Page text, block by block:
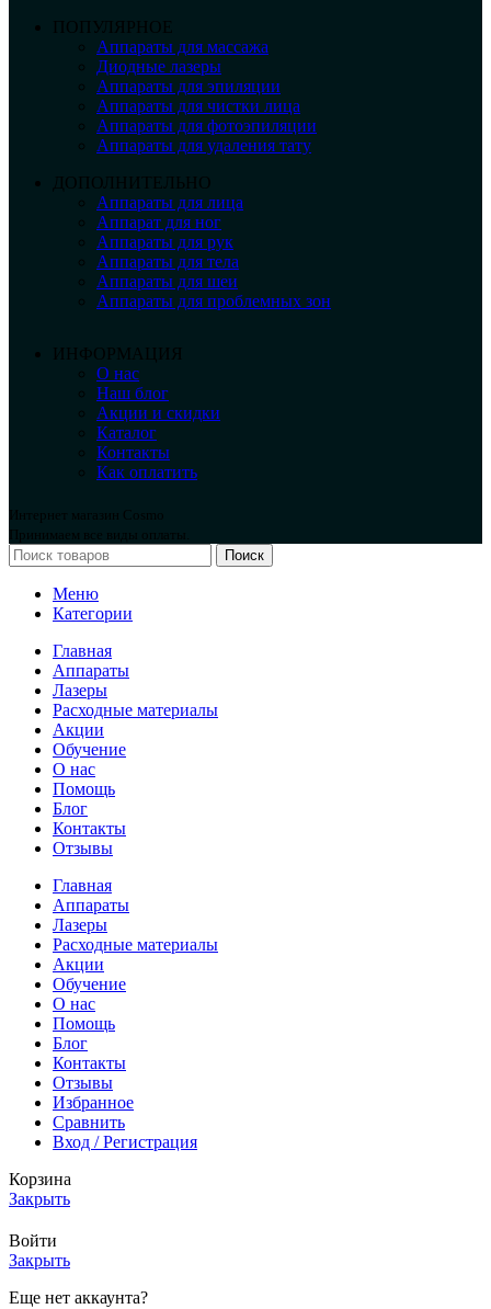
ПОПУЛЯРНОЕ
Аппараты для массажа
Диодные лазеры
Аппараты для эпиляции
Аппараты для чистки лица
Аппараты для фотоэпиляции
Аппараты для удаления тату
ДОПОЛНИТЕЛЬНО
Аппараты для лица
Аппарат для ног
Аппараты для рук
Аппараты для тела
Аппараты для шеи
Аппараты для проблемных зон
ИНФОРМАЦИЯ
О нас
Наш блог
Акции и скидки
Каталог
Контакты
Как оплатить
Интернет магазин Cosmo
Принимаем все виды оплаты.
Поиск
Меню
Категории
Главная
Аппараты
Лазеры
Расходные материалы
Акции
Обучение
О нас
Помощь
Блог
Контакты
Отзывы
Главная
Аппараты
Лазеры
Расходные материалы
Акции
Обучение
О нас
Помощь
Блог
Контакты
Отзывы
Избранное
Сравнить
Вход / Регистрация
Корзина
Закрыть
Войти
Закрыть
Еще нет аккаунта?